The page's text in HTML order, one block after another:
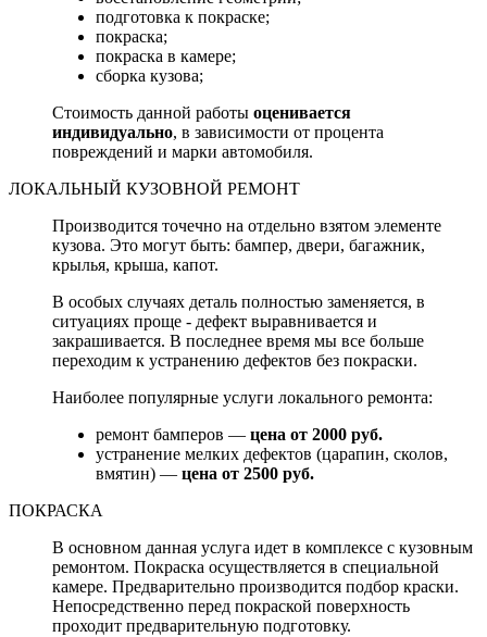
подготовка к покраске;
покраска;
покраска в камере;
сборка кузова;
Стоимость данной работы оценивается
индивидуально, в зависимости от процента
повреждений и марки автомобиля.
ЛОКАЛЬНЫЙ КУЗОВНОЙ РЕМОНТ
Производится точечно на отдельно взятом элементе
кузова. Это могут быть: бампер, двери, багажник,
крылья, крыша, капот.
В особых случаях деталь полностью заменяется, в
ситуациях проще - дефект выравнивается и
закрашивается. В последнее время мы все больше
переходим к устранению дефектов без покраски.
Наиболее популярные услуги локального ремонта:
ремонт бамперов — цена от 2000 руб.
устранение мелких дефектов (царапин, сколов,
вмятин) — цена от 2500 руб.
ПОКРАСКА
В основном данная услуга идет в комплексе с кузовным
ремонтом. Покраска осуществляется в специальной
камере. Предварительно производится подбор краски.
Непосредственно перед покраской поверхность
проходит предварительную подготовку.